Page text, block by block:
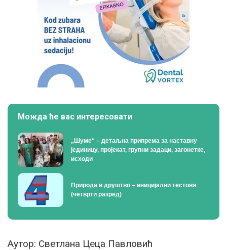
Можда ће вас интересовати
„Шуме“ – детаљна припрема за наставну
јединицу, пројекат, групни задаци, загонетке,
исходи
Природа и друштво – иницијални тестови
(четврти разред)
Аутор: Светлана Цеца Павловић